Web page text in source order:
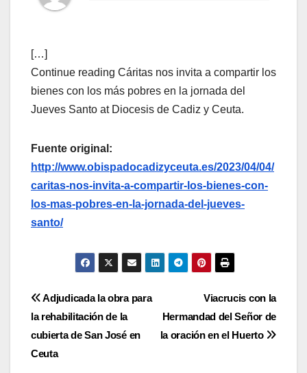
[…]
Continue reading Cáritas nos invita a compartir los
bienes con los más pobres en la jornada del
Jueves Santo at Diocesis de Cadiz y Ceuta.
Fuente original:
http://www.obispadocadizyceuta.es/2023/04/04/
caritas-nos-invita-a-compartir-los-bienes-con-
los-mas-pobres-en-la-jornada-del-jueves-
santo/
Navegación
de
entradas
Viacrucis con la
Hermandad del Señor de
la oración en el Huerto
Adjudicada la obra para
la rehabilitación de la
cubierta de San José en
Ceuta